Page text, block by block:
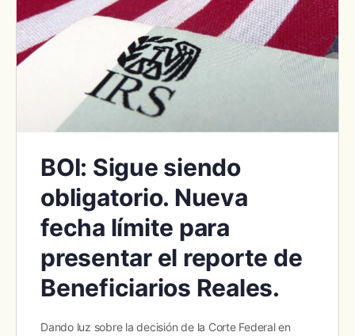
BOI: Sigue siendo
obligatorio. Nueva
fecha límite para
presentar el reporte de
Beneficiarios Reales.
Dando luz sobre la decisión de la Corte Federal en